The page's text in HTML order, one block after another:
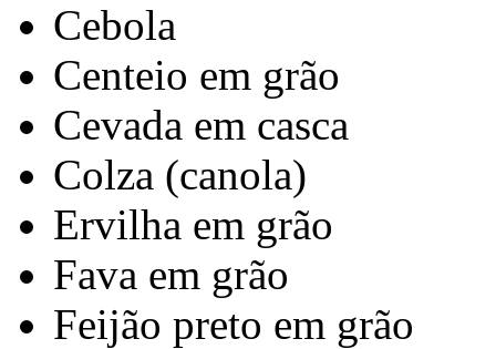
Cebola
Centeio em grão
Cevada em casca
Colza (canola)
Ervilha em grão
Fava em grão
Feijão preto em grão